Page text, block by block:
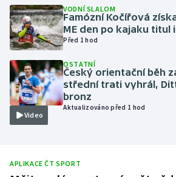
Motorsport
Olympijské hry
Parasport
Plavání
Ragby
VODNÍ SLALOM
Famózní Kočířová
ME den po kajaku titul
Před 1 hod
Video
OSTATNÍ
Český orientační běh
střední trati vyhrál,
bronz
Aktualizováno před 1 hod
APLIKACE ČT SPORT